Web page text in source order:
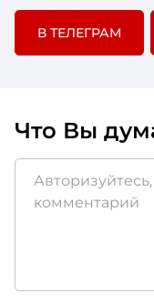
В ТЕЛЕГРАМ
Что Вы